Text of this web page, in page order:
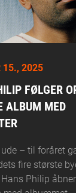
15., 2025
FØLGER
ALBUM MED
ude – til foråret
fire største
Philip